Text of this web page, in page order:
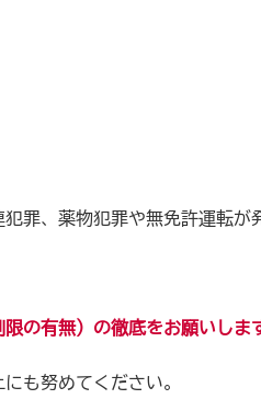
罪、薬物犯罪や無免許運転が
の有無）の徹底をお願いしま
も努めてください。